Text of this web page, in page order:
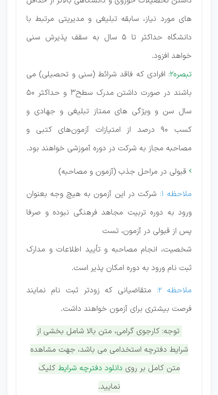
های مورد نیاز، سابقه تبلیغی و مدیریتی مرتبط با
دانشگاه حداکثر تا 5 سال به سقف پذیرش سنی
خواهد افزود.
تبصره2:
افرادی که فاقد شرائط (سنی و تحصیلی) می
باشند در صورت داشتن مدرک سطح3 و حداکثر 50
سال سن و ویژگی های ممتاز تبلیغی و جهادی و
کسب 90 درصد از امتیازات آزمون‌های کتبی و
مصاحبه مجاز به شرکت در دوره آموزشی خواهند بود.
 قبولی در مراحل جذب (آزمون و مصاحبه)
ملاحظه 1:
شرکت در این آزمون به هیچ وجه بعنوان
ورود به دوره تربیت مجاهد فرهنگی نبوده و صرفا
پس از قبولی در آزمون، تست
شخصیت، انجام مصاحبه و تأیید اطلاعات و مدارک
ثبت نام ورود به دوره امکان پذیر است.
ملاحظه 2:
متقاضیانی که زودتر ثبت نام نمایند
فرصت بیشتری برای آزمون خواهند داشت.
توجه: کارجوی گرامی، متن بالا شامل بخشی از
شرایط دفترچه استخدامی می باشد، جهت مشاهده
متن کامل بر روی دانلود دفترچه شرایط کلیک
نمایید.